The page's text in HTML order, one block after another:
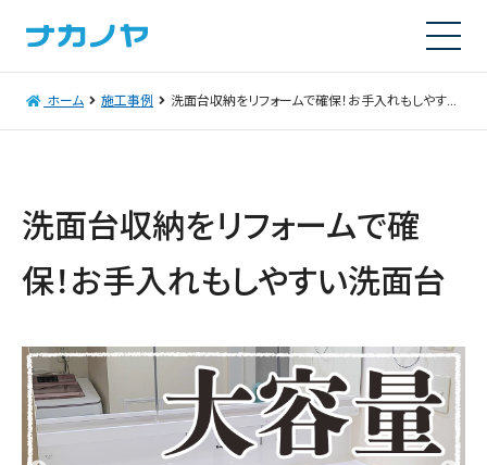
ホーム 施工事例 洗面台収納をリフォームで確保！お手入れもしやすい洗面台
洗面台収納をリフォームで確
保！お手入れもしやすい洗面台